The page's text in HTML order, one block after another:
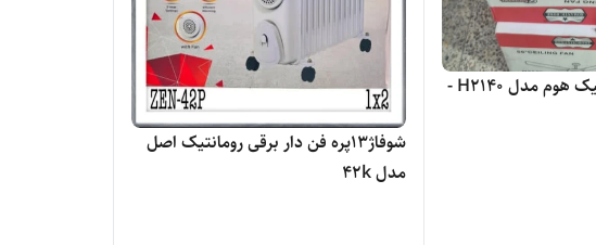
پنکه سقفی رومانتیک هوم مدل H2140 -
شوفاژ13پره فن دار برقی رومانتیک اصل
مدل 42k